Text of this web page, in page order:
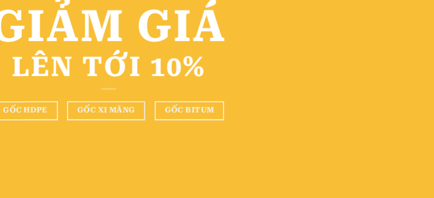
GIÁ
LÊN TỚI 10%
GỐC HDPE GỐC XI MĂNG GỐC BITUM